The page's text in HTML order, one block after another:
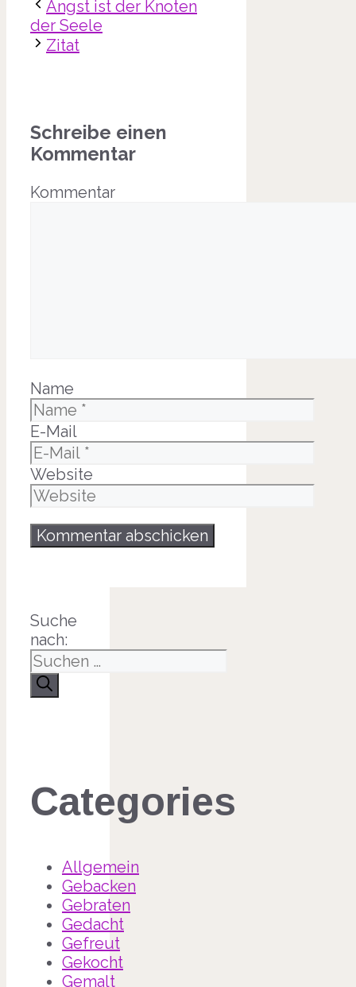
Angst ist der Knoten
der Seele
Zitat
Schreibe einen
Kommentar
Kommentar
Name
E-Mail
Website
Suche
nach:
Categories
Allgemein
Gebacken
Gebraten
Gedacht
Gefreut
Gekocht
Gemalt